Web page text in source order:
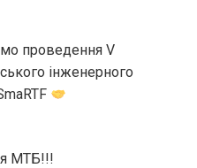
проведення V
інженерного
МТБ!!!